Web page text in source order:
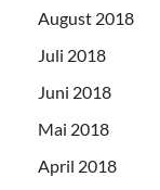
August 2018
Juli 2018
Juni 2018
Mai 2018
April 2018